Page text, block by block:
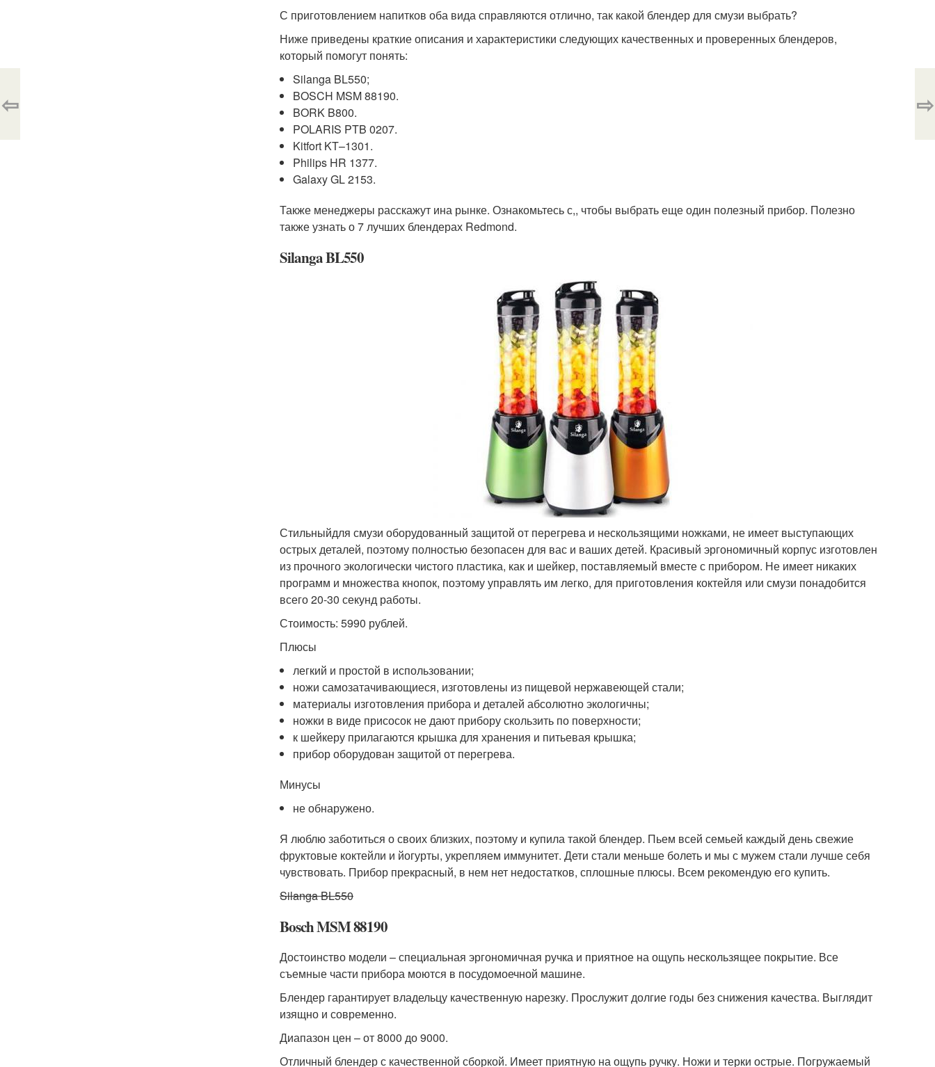
С приготовлением напитков оба вида справляются отлично, так какой блендер для смузи выбрать?
Ниже приведены краткие описания и характеристики следующих качественных и проверенных блендеров,
который помогут понять:
Silanga BL550;
BOSCH MSM 88190.
BORK B800.
POLARIS PTB 0207.
Kitfort KT–1301.
Philips HR 1377.
Galaxy GL 2153.
Также менеджеры расскажут ина рынке. Ознакомьтесь с,, чтобы выбрать еще один полезный прибор. Полезно
также узнать о 7 лучших блендерах Redmond.
Silanga BL550
Стильныйдля смузи оборудованный защитой от перегрева и нескользящими ножками, не имеет выступающих
острых деталей, поэтому полностью безопасен для вас и ваших детей. Красивый эргономичный корпус изготовлен
из прочного экологически чистого пластика, как и шейкер, поставляемый вместе с прибором. Не имеет никаких
программ и множества кнопок, поэтому управлять им легко, для приготовления коктейля или смузи понадобится
всего 20-30 секунд работы.
Стоимость: 5990 рублей.
Плюсы
легкий и простой в использовании;
ножи самозатачивающиеся, изготовлены из пищевой нержавеющей стали;
материалы изготовления прибора и деталей абсолютно экологичны;
ножки в виде присосок не дают прибору скользить по поверхности;
к шейкеру прилагаются крышка для хранения и питьевая крышка;
прибор оборудован защитой от перегрева.
Минусы
не обнаружено.
Я люблю заботиться о своих близких, поэтому и купила такой блендер. Пьем всей семьей каждый день свежие
фруктовые коктейли и йогурты, укрепляем иммунитет. Дети стали меньше болеть и мы с мужем стали лучше себя
чувствовать. Прибор прекрасный, в нем нет недостатков, сплошные плюсы. Всем рекомендую его купить.
Silanga BL550
Bosch MSM 88190
Достоинство модели – специальная эргономичная ручка и приятное на ощупь нескользящее покрытие. Все
съемные части прибора моются в посудомоечной машине.
Блендер гарантирует владельцу качественную нарезку. Прослужит долгие годы без снижения качества. Выглядит
изящно и современно.
Диапазон цен – от 8000 до 9000.
Отличный блендер с качественной сборкой. Имеет приятную на ощупь ручку. Ножи и терки острые. Погружаемый
⇦ ⇨